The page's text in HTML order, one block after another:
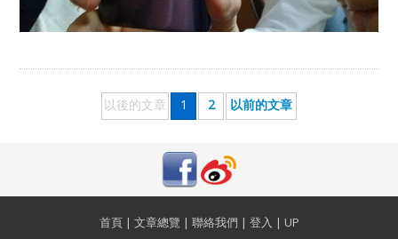
以後的文章 1 2 以前的文章
首頁| 文章總覽 | 聯絡我們 | 登入 | UP